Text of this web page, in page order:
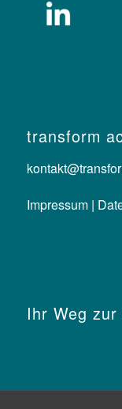
transform
Impressum |
Ihr Weg